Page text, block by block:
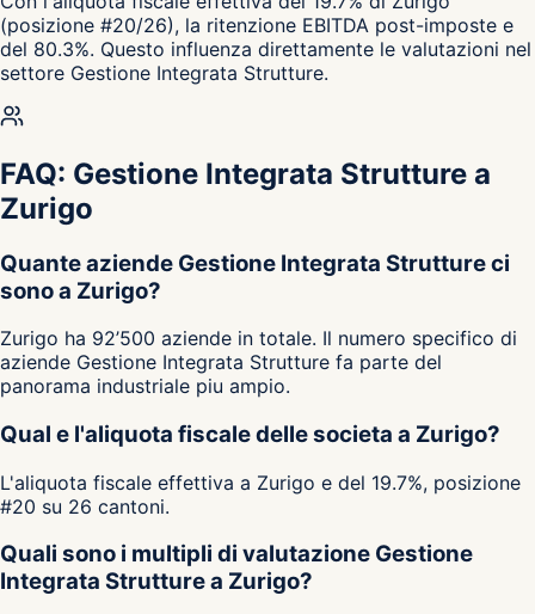
(posizione #20/26), la ritenzione EBITDA post-imposte e
del 80.3%. Questo influenza direttamente le valutazioni nel
settore Gestione Integrata Strutture.
FAQ: Gestione Integrata Strutture a
Zurigo
Quante aziende Gestione Integrata Strutture ci
sono a Zurigo?
Zurigo ha 92’500 aziende in totale. Il numero specifico di
aziende Gestione Integrata Strutture fa parte del
panorama industriale piu ampio.
Qual e l'aliquota fiscale delle societa a Zurigo?
L'aliquota fiscale effettiva a Zurigo e del 19.7%, posizione
#20 su 26 cantoni.
Quali sono i multipli di valutazione Gestione
Integrata Strutture a Zurigo?